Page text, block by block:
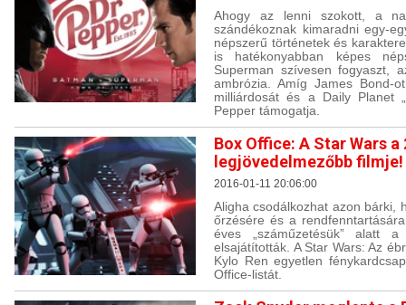
Ahogy az lenni szokott, a
szándékoznak kimaradni egy-
népszerű történetek és
is hatékonyabban képes
Superman szívesen fogyaszt,
ambrózia. Amíg James Bond-
milliárdosát és a Daily Planet
Pepper támogatja.
Box Office: A Star Wars a
legjövedelmezőbb filmje!
2016-01-11 20:06:00
Aligha csodálkozhat azon bárki,
őrzésére és a
éves „száműzetésük” alatt
elsajátították. A Star Wars: Az
Kylo Ren egyetlen
Office-listát.